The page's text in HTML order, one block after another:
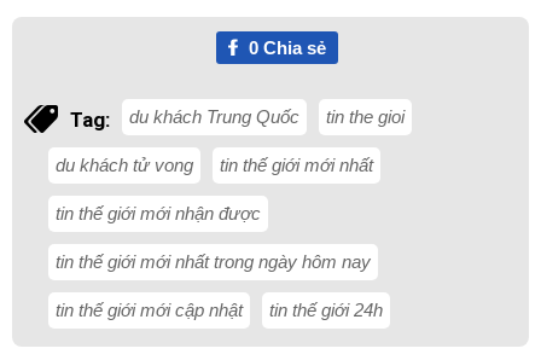
0Chia sẻ
Tag: du khách Trung Quốc tin the gioi
du khách tử vong tin thế giới mới nhất
tin thế giới mới nhận được
tin thế giới mới nhất trong ngày hôm nay
tin thế giới mới cập nhật tin thế giới 24h